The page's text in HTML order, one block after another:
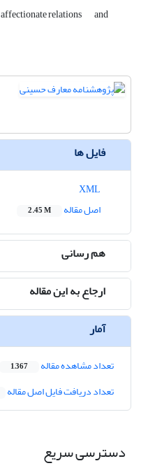
affectionate relations and
فایل ها
اصل مقاله
2.45 M
هم رسانی
ارجاع به این مقاله
آمار
تعداد مشاهده مقاله 1,367
تعداد دریافت فایل اصل مقاله
دسترسی سریع